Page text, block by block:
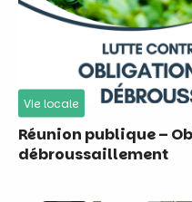
Vie locale
Réunion publique –
débroussaillement